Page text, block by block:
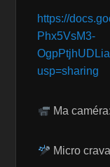
https://
Phx5VsM3-
usp=sharing
Ma caméra:
Micro